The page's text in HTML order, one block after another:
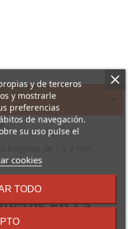
holguras de 1 a 3 mm.
En La
y de terceros
y mostrarle
preferencias
de navegación.
su uso pulse el
cookies
TODO